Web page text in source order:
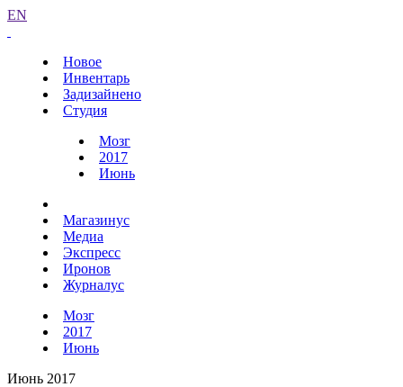
EN
Новое
Инвентарь
Задизайнено
Студия
Мозг
2017
Июнь
Магазинус
Медиа
Экспресс
Иронов
Журналус
Мозг
2017
Июнь
Июнь 2017